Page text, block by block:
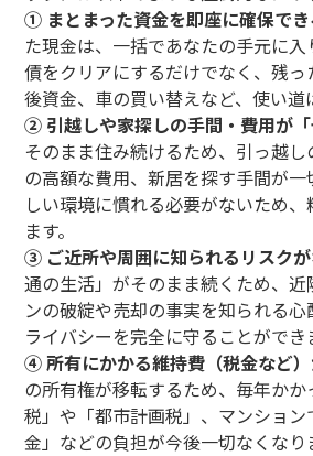
① まとまった資金を即座に確保でき
た現金は、一括であなたの手元に入
債をクリアにするだけでなく、残
後資金、車の買い替えなど、使い道
② 引越しや家探しの手間・費用が「
そのまま住み続けるため、引っ越
の高額な費用、新居を探す手間が
しい環境に慣れる必要がないため
ます。
③ ご近所や周囲に知られるリスク
通の生活」がそのまま続くため、
ンの破綻や売却の事実を知られる
ライバシーを完全に守ることができ
④ 所有にかかる維持費（税金など
の所有権が移転するため、毎年か
税」や「都市計画税」、マンショ
金」などの負担が今後一切なくなり